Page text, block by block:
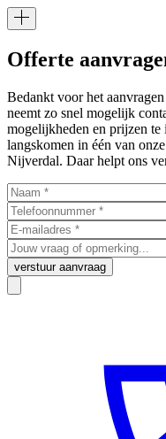
Offerte
Bedankt voor het
neemt zo snel mogelijk
mogelijkheden en prijzen
langskomen in één van
Nijverdal. Daar helpt ons
verstuur aanvraag